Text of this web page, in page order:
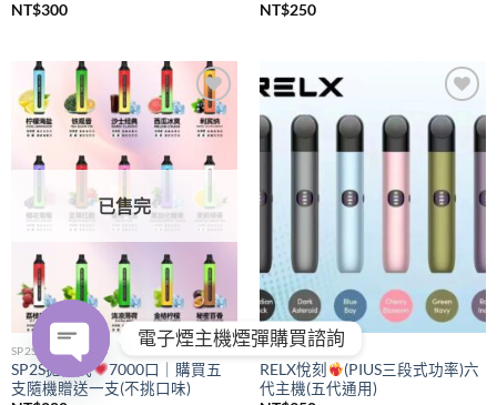
NT$300
NT$250
Add to
wishlist
已售完
SP2S
SP2S拋棄式
7000口｜購買五
支隨機贈送一支(不挑口味)
Add to
wishlist
RELX
RELX悅刻
(PIUS三段式功率)六
代主機(五代通用)
電子煙主機煙彈購買諮詢
OPEN